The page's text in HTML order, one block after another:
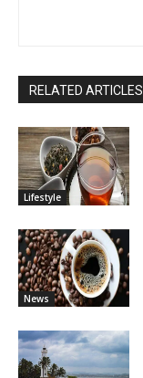
RELATED ARTICLES
Lifestyle
News